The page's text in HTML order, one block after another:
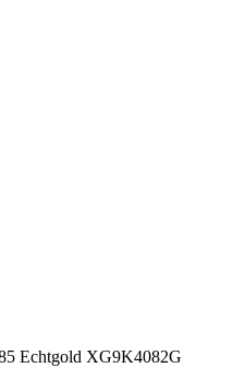
Echtgold XG9K4082G